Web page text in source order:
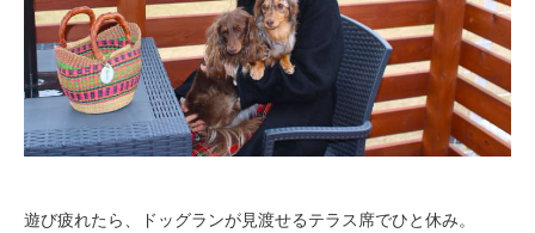
遊び疲れたら、ドッグランが見渡せるテラス席でひと休み。